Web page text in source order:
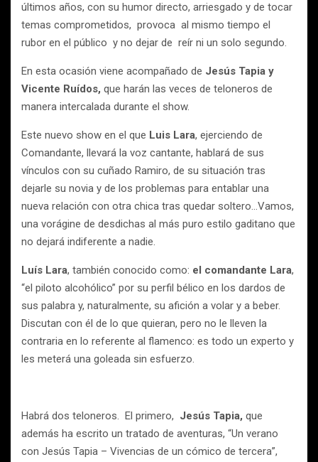
últimos años, con su humor directo, arriesgado y de tocar
temas comprometidos, provoca al mismo tiempo el
rubor en el público y no dejar de reír ni un solo segundo.
En esta ocasión viene acompañado de Jesús Tapia y
Vicente Ruídos, que harán las veces de teloneros de
manera intercalada durante el show.
Este nuevo show en el que Luis Lara, ejerciendo de
Comandante, llevará la voz cantante, hablará de sus
vínculos con su cuñado Ramiro, de su situación tras
dejarle su novia y de los problemas para entablar una
nueva relación con otra chica tras quedar soltero…Vamos,
una vorágine de desdichas al más puro estilo gaditano que
no dejará indiferente a nadie.
Luís Lara, también conocido como: el comandante Lara,
“el piloto alcohólico” por su perfil bélico en los dardos de
sus palabra y, naturalmente, su afición a volar y a beber.
Discutan con él de lo que quieran, pero no le lleven la
contraria en lo referente al flamenco: es todo un experto y
les meterá una goleada sin esfuerzo.
Habrá dos teloneros. El primero, Jesús Tapia, que
además ha escrito un tratado de aventuras, “Un verano
con Jesús Tapia – Vivencias de un cómico de tercera”,